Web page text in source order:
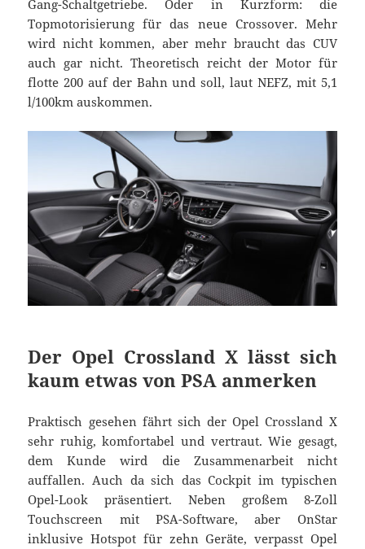
Gang-Schaltgetriebe. Oder in Kurzform: die
Topmotorisierung für das neue Crossover. Mehr
wird nicht kommen, aber mehr braucht das CUV
auch gar nicht. Theoretisch reicht der Motor für
flotte 200 auf der Bahn und soll, laut NEFZ, mit 5,1
l/100km auskommen.
Der Opel Crossland X lässt sich
kaum etwas von PSA anmerken
Praktisch gesehen fährt sich der Opel Crossland X
sehr ruhig, komfortabel und vertraut. Wie gesagt,
dem Kunde wird die Zusammenarbeit nicht
auffallen. Auch da sich das Cockpit im typischen
Opel-Look präsentiert. Neben großem 8-Zoll
Touchscreen mit PSA-Software, aber OnStar
inklusive Hotspot für zehn Geräte, verpasst Opel